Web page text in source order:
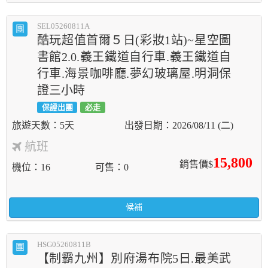
團 SEL05260811A
酷玩超值首爾５日(彩妝1站)~星空圖
書館2.0.義王鐵道自行車.義王鐵道自
行車.海景咖啡廳.夢幻玻璃屋.明洞保
證三小時
保證出團 必走
5天 2026/08/11 (二)
航班
銷售價$15,800
機位 16 可售 0
候補
團 HSG05260811B
【制霸九州】別府湯布院5日.最美武